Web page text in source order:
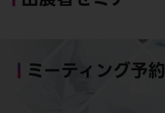
ミーティング予約